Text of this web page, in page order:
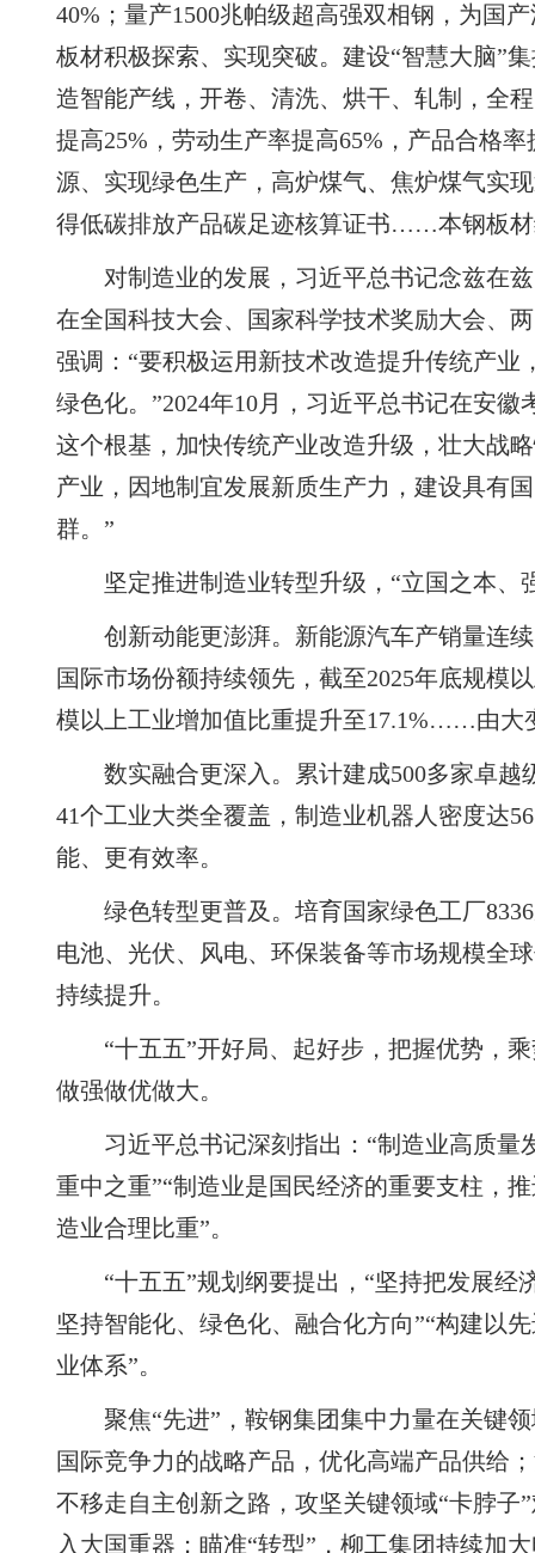
40%；量产1500兆帕级超高强双相钢，为国
板材积极探索、实现突破。建设“智慧大脑”
造智能产线，开卷、清洗、烘干、轧制，全
提高25%，劳动生产率提高65%，产品合格
源、实现绿色生产，高炉煤气、焦炉煤气实
得低碳排放产品碳足迹核算证书……本钢板
对制造业的发展，习近平总书记念兹在
在全国科技大会、国家科学技术奖励大会、
强调：“要积极运用新技术改造提升传统产业
绿色化。”2024年10月，习近平总书记在安徽
这个根基，加快传统产业改造升级，壮大战
产业，因地制宜发展新质生产力，建设具有
群。”
坚定推进制造业转型升级，“立国之本
创新动能更澎湃。新能源汽车产销量连
国际市场份额持续领先，截至2025年底规模
模以上工业增加值比重提升至17.1%……由大
数实融合更深入。累计建成500多家卓
41个工业大类全覆盖，制造业机器人密度达
能、更有效率。
绿色转型更普及。培育国家绿色工厂
电池、光伏、风电、环保装备等市场规模全
持续提升。
“十五五”开好局、起好步，把握优势，
做强做优做大。
习近平总书记深刻指出：“制造业高质量
重中之重”“制造业是国民经济的重要支柱，
造业合理比重”。
“十五五”规划纲要提出，“坚持把发展经
坚持智能化、绿色化、融合化方向”“构建以
业体系”。
聚焦“先进”，鞍钢集团集中力量在关键
国际竞争力的战略产品，优化高端产品供给
不移走自主创新之路，攻坚关键领域“卡脖子
入大国重器；瞄准“转型”，柳工集团持续加